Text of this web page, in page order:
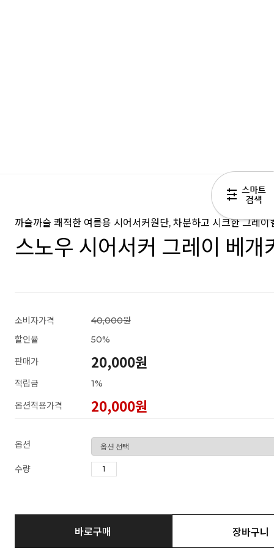
까슬까슬 쾌적한 여름용 시어서커원단, 차분하고 시크한 그레이
스노우 시어서커 그레이 베
소비자가격
40,000원
할인율
50%
판매가
20,000원
적립금
1%
옵션적용가격
20,000원
옵션
수량
바로구매 장바구니